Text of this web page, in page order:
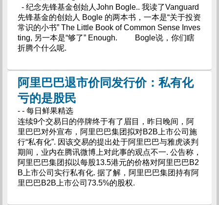
- 纪念先锋基金创始人John Bogle.. 我读了Vanguard
先锋基金的创始人 Bogle 的两本书，一本是“关于投资
常识的小书” The Little Book of Common Sense Inves
ting, 另一本是“够了” Enough. Bogle说，你们瞎
折腾个什么呢.
阿里巴巴退市价同发行价：私有化
亏的是股民
- - 每日鲜果精选
连续9个交易日的停牌终于有了眉目，昨日晚间，阿
里巴巴对外宣布，阿里巴巴集团拟对B2B上市公司施
行“私有化”. 因该交易的提出处于阿里巴巴与雅虎谈判
期间，业内在腾讯微博上对此事的观点不一. 公告称，
阿里巴巴集团拟以每股13.5港元的价格对阿里巴巴B2
B上市公司实行私有化. 据了解，阿里巴巴集团持有阿
里巴巴B2B上市公司73.5%的股权.